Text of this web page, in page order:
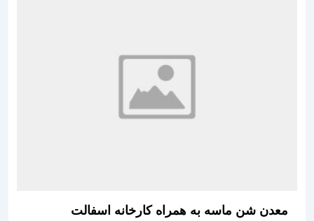
معدن شن ماسه به همراه کارخانه اسفالت